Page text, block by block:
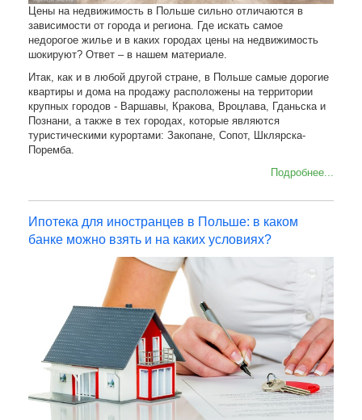
Цены на недвижимость в Польше сильно отличаются в
зависимости от города и региона. Где искать самое
недорогое жилье и в каких городах цены на недвижимость
шокируют? Ответ – в нашем материале.
Итак, как и в любой другой стране, в Польше самые дорогие
квартиры и дома на продажу расположены на территории
крупных городов - Варшавы, Кракова, Вроцлава, Гданьска и
Познани, а также в тех городах, которые являются
туристическими курортами: Закопане, Сопот, Шклярска-
Поремба.
Подробнее...
Ипотека для иностранцев в Польше: в каком
банке можно взять и на каких условиях?